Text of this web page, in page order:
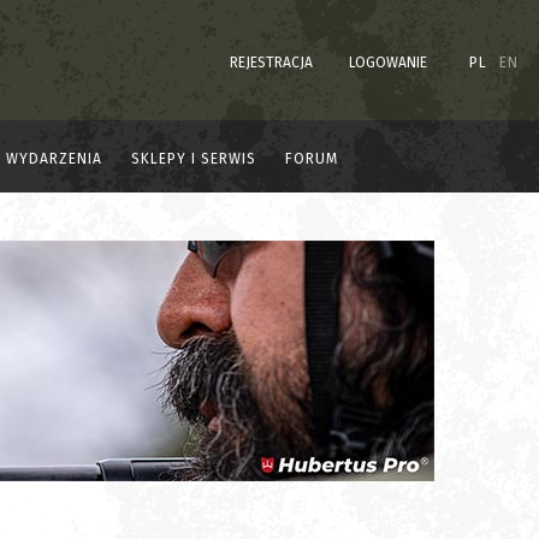
REJESTRACJA LOGOWANIE PL EN
WYDARZENIA SKLEPY I SERWIS FORUM